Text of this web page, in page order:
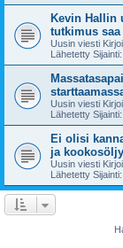
Kevin Hallin
tutkimus
Uusin viesti
Lähetetty Sijainti:
Uusin viesti
Lähetetty Sijainti:
Ei olisi
ja
Uusin viesti
Lähetetty Sijainti: